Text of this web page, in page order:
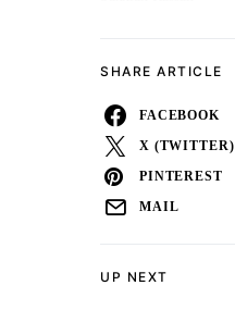
UP NEXT
SHARE ARTICLE
FACEBOOK
X (TWITTER)
PINTEREST
MAIL